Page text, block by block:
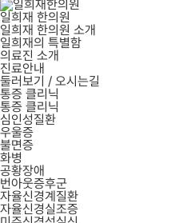
일희재 한의원
일희재 한의원 소개
일희재의 특별함
의료진 소개
진료안내
둘러보기 / 오시는길
통증 클리닉
통증 클리닉
심인성질환
우울증
불면증
화병
공황장애
번아웃증후군
자율신경계질환
자율신경실조증